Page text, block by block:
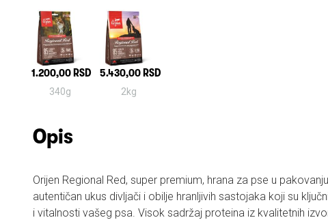
1.200,00 RSD
340g
5.430,00 RSD
2kg
Opis
Orijen Regional Red, super premium, hrana za pse u
autentičan ukus divljači i obilje hranljivih sastojaka koji su
i vitalnosti vašeg psa. Visok sadržaj proteina iz kvalitetnih